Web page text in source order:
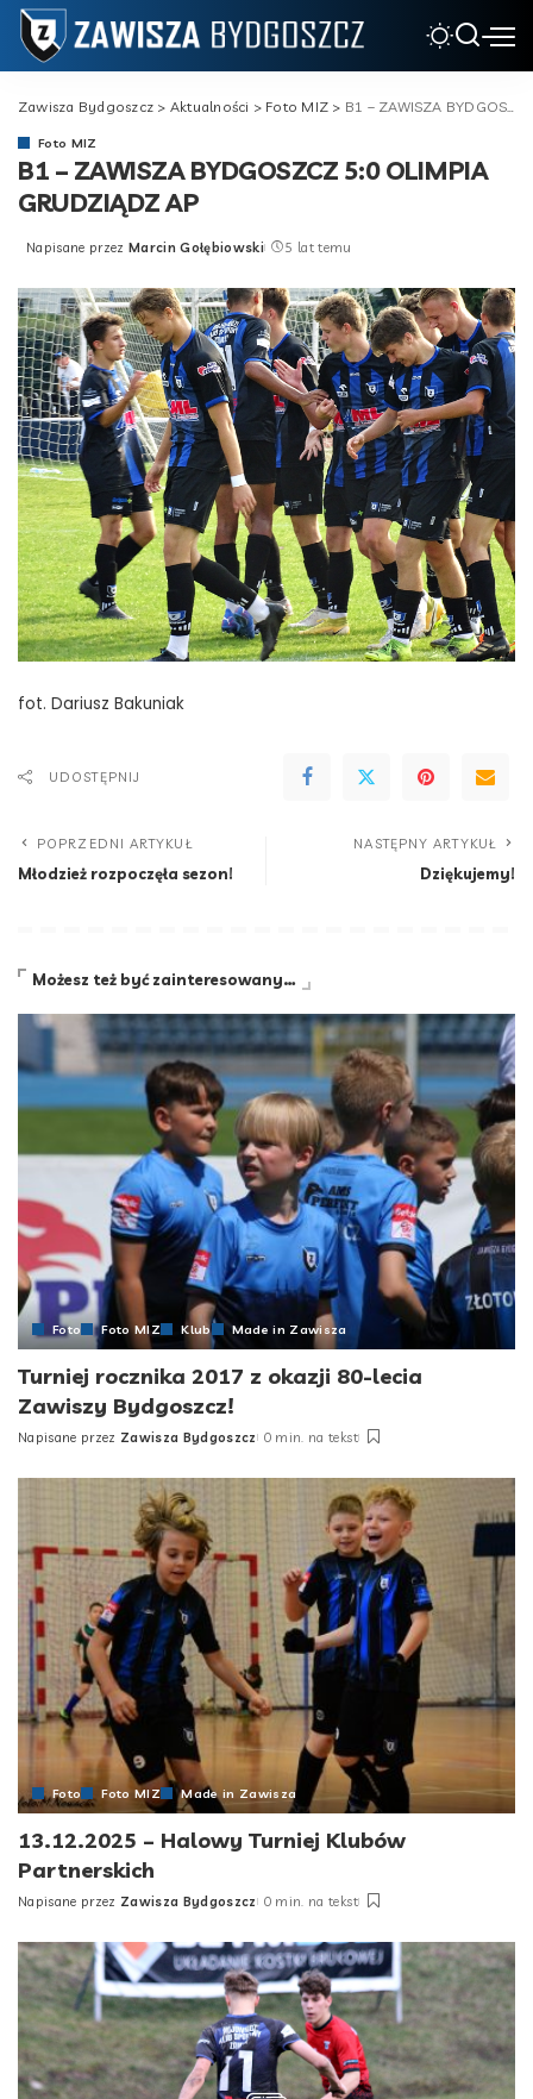
Zawisza Bydgoszcz > Aktualności > Foto MIZ > B1 – ZAWISZA BYDGOSZCZ 5:0 OLIMPIA GRUDZIĄDZ AP
Foto MIZ
B1 – ZAWISZA BYDGOSZCZ 5:0 OLIMPIA
GRUDZIĄDZ AP
Posted
Napisane przez Marcin Gołębiowski 5 lat temu
fot. Dariusz Bakuniak
UDOSTĘPNIJ
POPRZEDNI ARTYKUŁ
Młodzież rozpoczęła sezon!
NASTĘPNY ARTYKUŁ
Dziękujemy!
Możesz też być zainteresowany…
Foto Foto MIZ Klub Made in Zawisza
Turniej rocznika 2017 z okazji 80-lecia
Zawiszy Bydgoszcz!
Posted
Napisane przez Zawisza Bydgoszcz 0 min. na tekst
Foto Foto MIZ Made in Zawisza
13.12.2025 – Halowy Turniej Klubów
Partnerskich
Posted
Napisane przez Zawisza Bydgoszcz 0 min. na tekst